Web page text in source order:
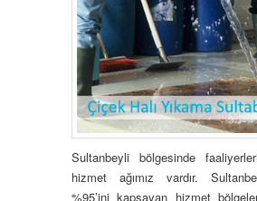
Sultanbeyli bölgesinde
hizmet ağımız vardır.
%95’ini kapsayan hizmet